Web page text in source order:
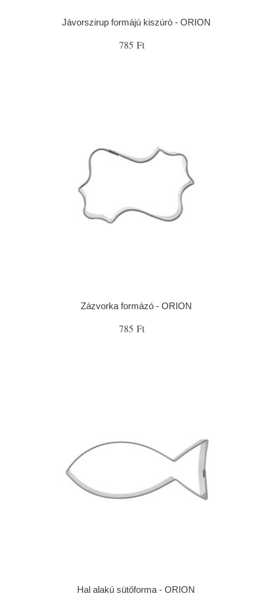
Jávorszirup formájú kiszúró - ORION
785 Ft
Zázvorka formázó - ORION
785 Ft
Hal alakú sütőforma - ORION